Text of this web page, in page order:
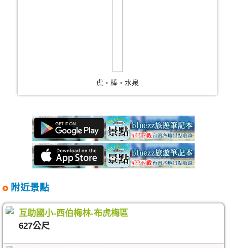
虎‧棒‧水泉
附近景點
互助國小-西伯梅林-布虎梅區
627公尺